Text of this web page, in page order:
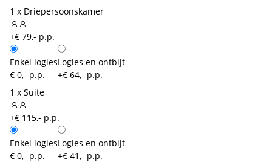
1 x Driepersoonskamer
+€ 79,- p.p.
Enkel logies
€ 0,- p.p.
Logies en ontbijt
+€ 64,- p.p.
1 x Suite
+€ 115,- p.p.
Enkel logies
€ 0,- p.p.
Logies en ontbijt
+€ 41,- p.p.